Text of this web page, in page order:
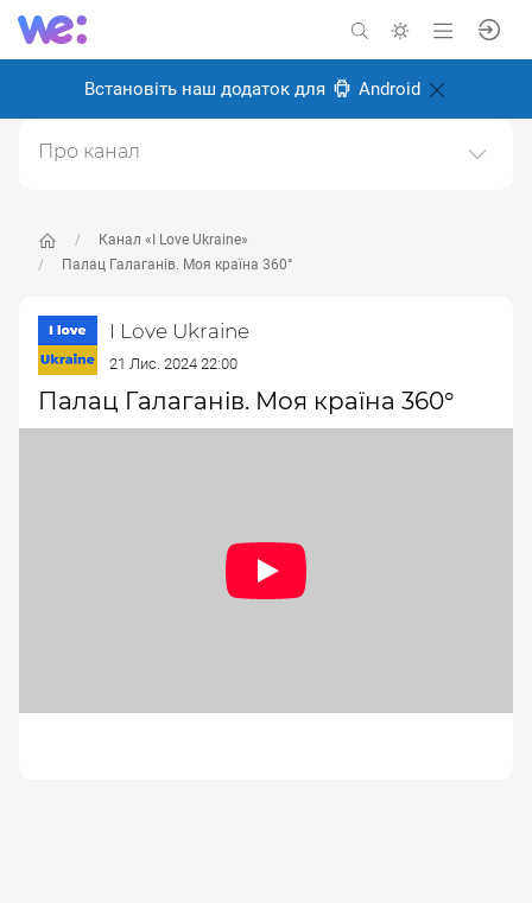
Встановіть наш додаток для Android
Канал «I Love Ukraine»
Палац Галаганів. Моя країна 360°
I Love Ukraine
21 Лис. 2024 22:00
Палац Галаганів. Моя країна 360°
Про канал
Україну.
Відповідальні: